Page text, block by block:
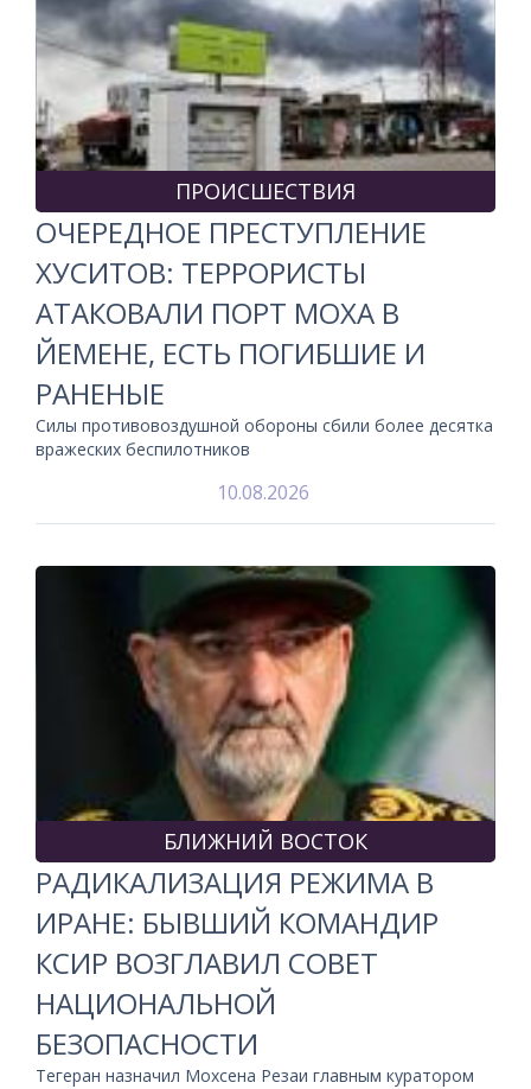
ПРОИСШЕСТВИЯ
ОЧЕРЕДНОЕ ПРЕСТУПЛЕНИЕ
ХУСИТОВ: ТЕРРОРИСТЫ
АТАКОВАЛИ ПОРТ МОХА В
ЙЕМЕНЕ, ЕСТЬ ПОГИБШИЕ И
РАНЕНЫЕ
Силы противовоздушной обороны сбили более десятка
вражеских беспилотников
10.08.2026
БЛИЖНИЙ ВОСТОК
РАДИКАЛИЗАЦИЯ РЕЖИМА В
ИРАНЕ: БЫВШИЙ КОМАНДИР
КСИР ВОЗГЛАВИЛ СОВЕТ
НАЦИОНАЛЬНОЙ
БЕЗОПАСНОСТИ
Тегеран назначил Мохсена Резаи главным куратором